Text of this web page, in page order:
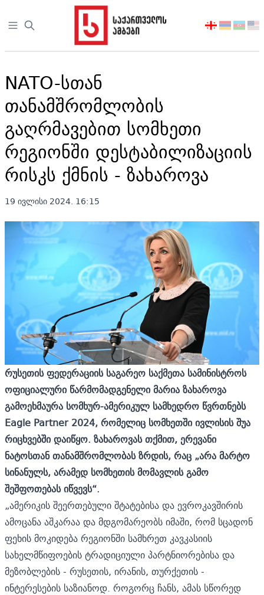
Open sidebar
აირჩიეთ
NATO-სთან
თანამშრომლობის
გაღრმავებით სომხეთი
რეგიონში დესტაბილიზაციის
რისკს ქმნის - ზახაროვა
19 ივლისი 2024. 16:15
რუსეთის ფედერაციის საგარეო საქმეთა სამინისტროს
ოფიციალური წარმომადგენელი მარია ზახაროვა
გამოეხმაურა სომხურ-ამერიკულ სამხედრო წვრთნებს
Eagle Partner 2024, რომელიც სომხეთში ივლისის შუა
რიცხვებში დაიწყო. ზახაროვას თქმით, ერევანი
ნატოსთან თანამშრომლობას ზრდის, რაც „არა მარტო
სინანულს, არამედ სომხეთის მომავლის გამო
შეშფოთებას იწვევს“.
„ამერიკის შეერთებული შტატებისა და ევროკავშირის
ამოცანა აშკარაა და მდგომარეობს იმაში, რომ სცადონ
ფეხის მოკიდება რეგიონში სამხრეთ კავკასიის
სახელმწიფოების ტრადიციული პარტნიორებისა და
მეზობლების - რუსეთის, ირანის, თურქეთის -
ინტერესების საზიანოდ. როგორც ჩანს, ამას სწორედ